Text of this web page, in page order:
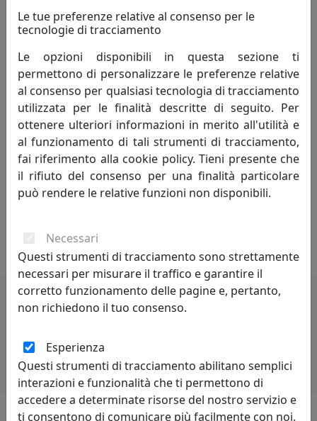
Creatività - è un termine che indica l'arte o la capacità di
creare e inventare."Creatività è unire elementi esistenti
con connessioni nuove, che siano utili" - Henri Poincaré.
La creatività si fonda sulla profonda conoscenza delle
regole da superare, non può svilupparsi in assenza di
competenze preliminari. Caratteristiche della
personalità creativa sono curiosità, indipendenza,
spirito critico, autodisciplina.
Competitività - indica il livello di capacità concorrenziale
di un sistema economico oppure di una singola
impresa od industria. Può anche essere definita come
di rivalità è proprio di chi è competitivo.
Le tue preferenze relative al consenso per le
tecnologie di tracciamento
Le opzioni disponibili in questa sezione ti
permettono di personalizzare le preferenze relative
al consenso per qualsiasi tecnologia di tracciamento
utilizzata per le finalità descritte di seguito. Per
ottenere ulteriori informazioni in merito all'utilità e
al funzionamento di tali strumenti di tracciamento,
fai riferimento alla cookie policy. Tieni presente che
il rifiuto del consenso per una finalità particolare
può rendere le relative funzioni non disponibili.
Necessari
Questi strumenti di tracciamento sono strettamente
necessari per misurare il traffico e garantire il
corretto funzionamento delle pagine e, pertanto,
non richiedono il tuo consenso.
Esperienza
Questi strumenti di tracciamento abilitano semplici
interazioni e funzionalità che ti permettono di
accedere a determinate risorse del nostro servizio e
ti consentono di comunicare più facilmente con noi.